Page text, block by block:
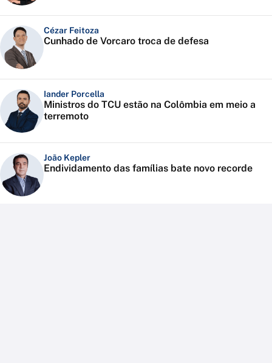
Cézar Feitoza
Cunhado de Vorcaro troca de defesa
Iander Porcella
Ministros do TCU estão na Colômbia em meio a
terremoto
João Kepler
Endividamento das famílias bate novo recorde